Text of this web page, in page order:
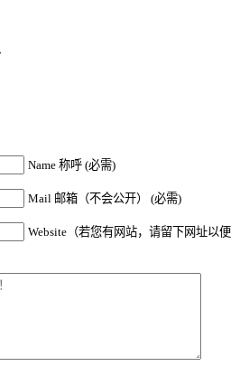
Name 称呼 (必需)
Mail 邮箱（不会公开） (必需)
Website（若您有网站，请留下网址以便